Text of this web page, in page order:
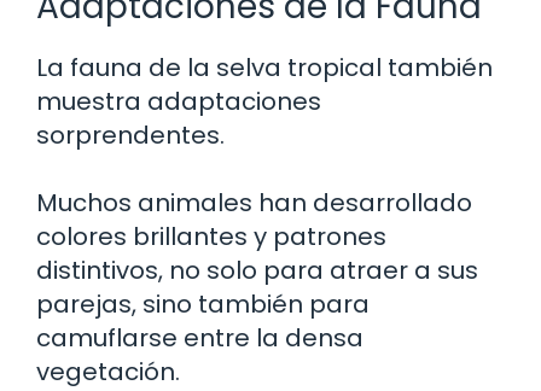
La fauna de la selva tropical también
muestra adaptaciones
sorprendentes.
Muchos animales han desarrollado
colores brillantes y patrones
distintivos, no solo para atraer a sus
parejas, sino también para
camuflarse entre la densa
vegetación.